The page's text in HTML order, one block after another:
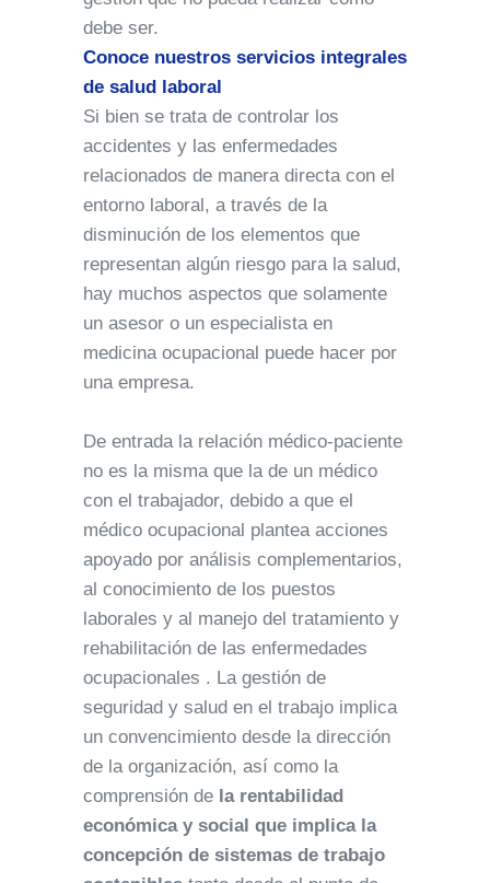
debe ser.
Conoce nuestros servicios integrales
de salud laboral
Si bien se trata de controlar los
accidentes y las enfermedades
relacionados de manera directa con el
entorno laboral, a través de la
disminución de los elementos que
representan algún riesgo para la salud,
hay muchos aspectos que solamente
un asesor o un especialista en
medicina ocupacional puede hacer por
una empresa.
De entrada la relación médico-paciente
no es la misma que la de un médico
con el trabajador, debido a que el
médico ocupacional plantea acciones
apoyado por análisis complementarios,
al conocimiento de los puestos
laborales y al manejo del tratamiento y
rehabilitación de las enfermedades
ocupacionales . La gestión de
seguridad y salud en el trabajo implica
un convencimiento desde la dirección
de la organización, así como la
comprensión de la rentabilidad
económica y social que implica la
concepción de sistemas de trabajo